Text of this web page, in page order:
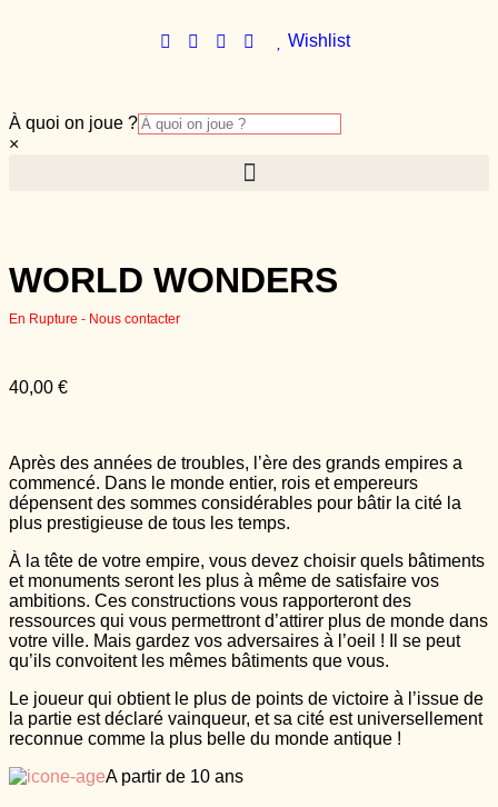
Wishlist
À quoi on joue ?
×
WORLD WONDERS
En Rupture - Nous contacter
40,00 €
Après des années de troubles, l’ère des grands empires a
commencé. Dans le monde entier, rois et empereurs
dépensent des sommes considérables pour bâtir la cité la
plus prestigieuse de tous les temps.
À la tête de votre empire, vous devez choisir quels bâtiments
et monuments seront les plus à même de satisfaire vos
ambitions. Ces constructions vous rapporteront des
ressources qui vous permettront d’attirer plus de monde dans
votre ville. Mais gardez vos adversaires à l’oeil ! Il se peut
qu’ils convoitent les mêmes bâtiments que vous.
Le joueur qui obtient le plus de points de victoire à l’issue de
la partie est déclaré vainqueur, et sa cité est universellement
reconnue comme la plus belle du monde antique !
A partir de 10 ans